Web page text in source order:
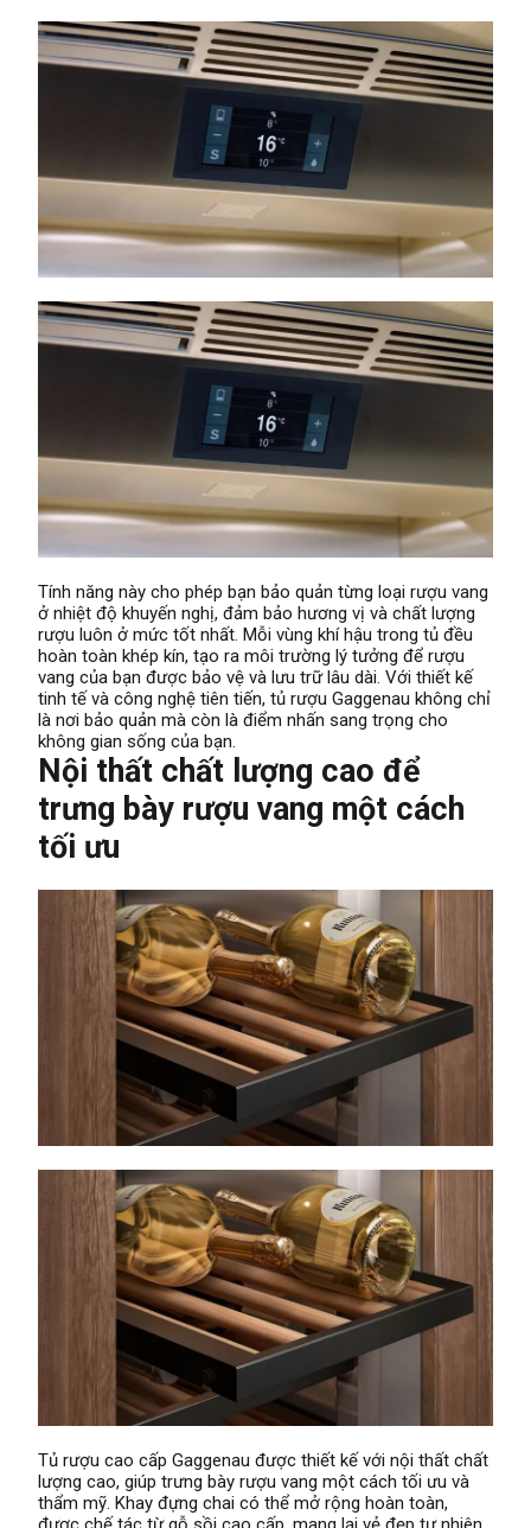
Tính năng này cho phép bạn bảo quản từng loại rượu vang
ở nhiệt độ khuyến nghị, đảm bảo hương vị và chất lượng
rượu luôn ở mức tốt nhất. Mỗi vùng khí hậu trong tủ đều
hoàn toàn khép kín, tạo ra môi trường lý tưởng để rượu
vang của bạn được bảo vệ và lưu trữ lâu dài. Với thiết kế
tinh tế và công nghệ tiên tiến, tủ rượu Gaggenau không chỉ
là nơi bảo quản mà còn là điểm nhấn sang trọng cho
không gian sống của bạn.
Nội thất chất lượng cao để
trưng bày rượu vang một cách
tối ưu
Tủ rượu cao cấp Gaggenau được thiết kế với nội thất chất
lượng cao, giúp trưng bày rượu vang một cách tối ưu và
thẩm mỹ. Khay đựng chai có thể mở rộng hoàn toàn,